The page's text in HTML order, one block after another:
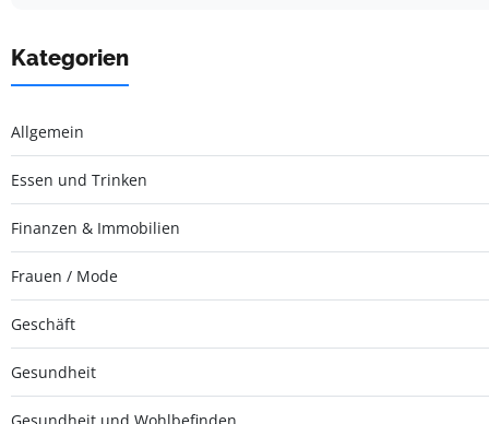
Kategorien
Allgemein
Essen und Trinken
Finanzen & Immobilien
Frauen / Mode
Geschäft
Gesundheit